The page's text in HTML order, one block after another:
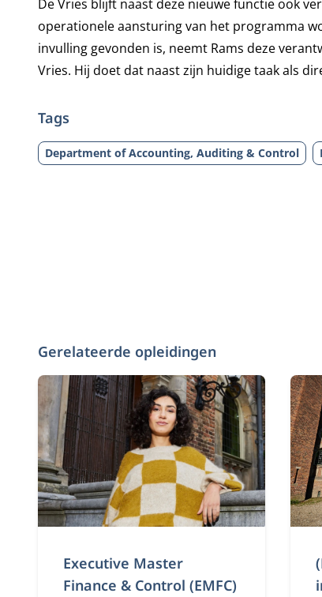
De Vries blijft naast deze nieuwe functie ook
operationele aansturing van het programma
invulling gevonden is, neemt Rams deze
Vries. Hij doet dat naast zijn huidige taak als
Tags
Department of Accounting, Auditing & Control
Gerelateerde opleidingen
Executive Master
Finance & Control (EMFC)